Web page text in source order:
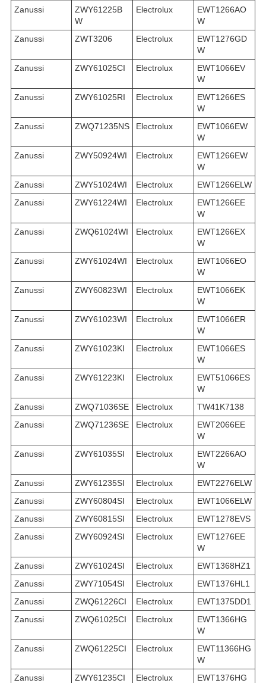
Zanussi
ZWY61225B
W
Electrolux
EWT1266AO
W
Zanussi
ZWT3206 Electrolux
EWT1276GD
W
Zanussi
ZWY61025CI Electrolux
EWT1066EV
W
Zanussi
ZWY61025RI Electrolux
EWT1266ES
W
Zanussi
ZWQ71235NS Electrolux
EWT1066EW
W
Zanussi
ZWY50924WI Electrolux
EWT1266EW
W
Zanussi
ZWY51024WI Electrolux
EWT1266ELW
Zanussi
ZWY61224WI Electrolux
EWT1266EE
W
Zanussi
ZWQ61024WI Electrolux
EWT1266EX
W
Zanussi
ZWY61024WI Electrolux
EWT1066EO
W
Zanussi
ZWY60823WI Electrolux
EWT1066EK
W
Zanussi
ZWY61023WI Electrolux
EWT1066ER
W
Zanussi
ZWY61023KI Electrolux
EWT1066ES
W
Zanussi
ZWY61223KI Electrolux
EWT51066ES
W
Zanussi
ZWQ71036SE Electrolux
TW41K7138
Zanussi
ZWQ71236SE Electrolux
EWT2066EE
W
Zanussi
ZWY61035SI Electrolux
EWT2266AO
W
Zanussi
ZWY61235SI Electrolux
EWT2276ELW
Zanussi
ZWY60804SI Electrolux
EWT1066ELW
Zanussi
ZWY60815SI Electrolux
EWT1278EVS
Zanussi
ZWY60924SI Electrolux
EWT1276EE
W
Zanussi
ZWY61024SI Electrolux
EWT1368HZ1
Zanussi
ZWY71054SI Electrolux
EWT1376HL1
Zanussi
ZWQ61226CI Electrolux
EWT1375DD1
Zanussi
ZWQ61025CI Electrolux
EWT1366HG
W
Zanussi
ZWQ61225CI Electrolux
EWT11366HG
W
Zanussi
ZWY61235CI Electrolux EWT1376HG